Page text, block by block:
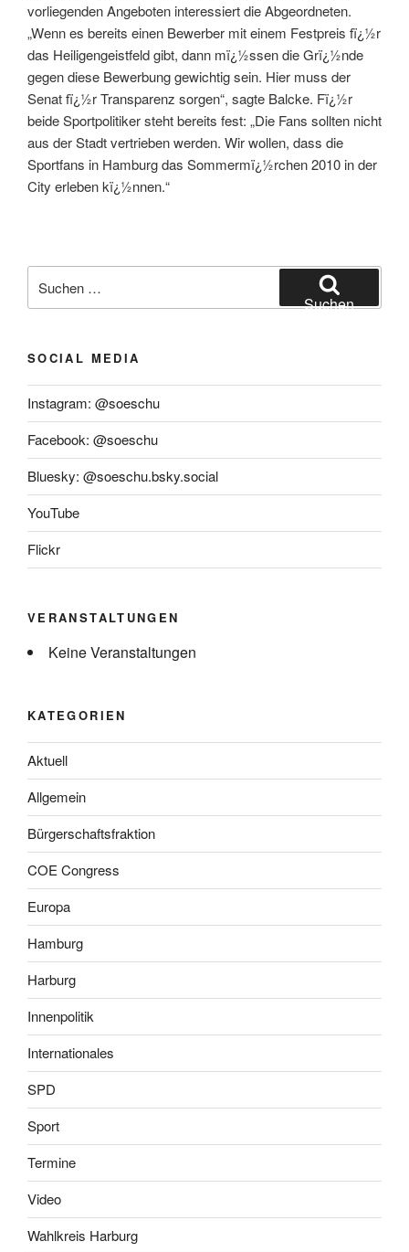
vorliegenden Angeboten interessiert die Abgeordneten.
„Wenn es bereits einen Bewerber mit einem Festpreis fï¿½r
das Heiligengeistfeld gibt, dann mï¿½ssen die Grï¿½nde
gegen diese Bewerbung gewichtig sein. Hier muss der
Senat fï¿½r Transparenz sorgen“, sagte Balcke. Fï¿½r
beide Sportpolitiker steht bereits fest: „Die Fans sollten nicht
aus der Stadt vertrieben werden. Wir wollen, dass die
Sportfans in Hamburg das Sommermï¿½rchen 2010 in der
City erleben kï¿½nnen.“
nach:
Suchen
SOCIAL MEDIA
Instagram: @soeschu
Facebook: @soeschu
Bluesky: @soeschu.bsky.social
YouTube
Flickr
VERANSTALTUNGEN
Keine Veranstaltungen
KATEGORIEN
Aktuell
Allgemein
Bürgerschaftsfraktion
COE Congress
Europa
Hamburg
Harburg
Innenpolitik
Internationales
SPD
Sport
Termine
Video
Wahlkreis Harburg